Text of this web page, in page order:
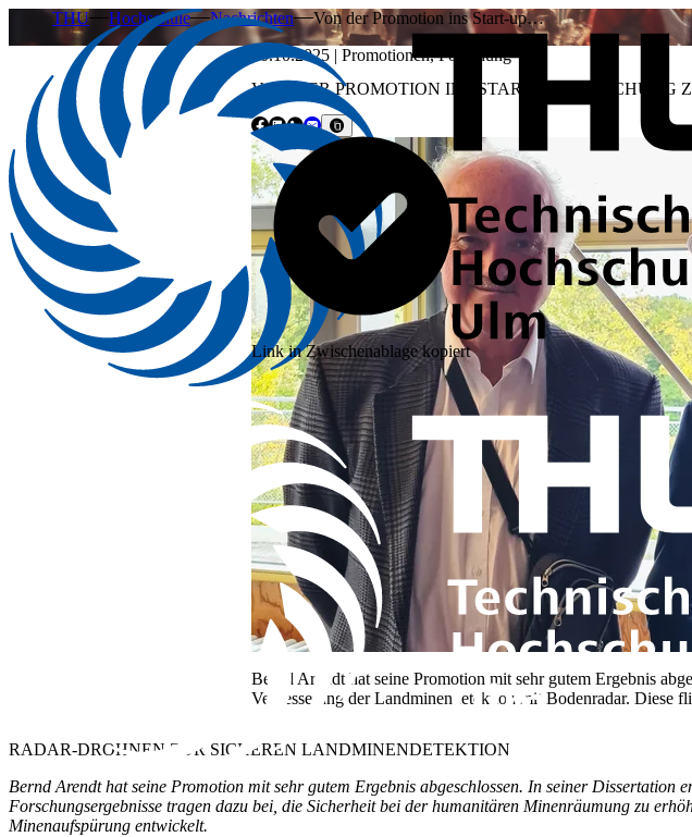
THU Hochschule Nachrichten
Von der Promotion ins Start-up…
20.10.2025 | Promotionen,Forschung
VON DER PROMOTION INS START-UP:
Link in Zwischenablage kopiert
Bernd Arendt hat seine Promotion mit sehr gutem Ergebnis
Verbesserung der Landminendetektion mit Bodenradar. Diese
RADAR-DROHNEN ZUR SICHEREN LANDMINENDETEKTION
Bernd Arendt hat seine Promotion mit sehr gutem Ergebnis abgeschlossen. In seiner Dissertation
Forschungsergebnisse tragen dazu bei, die Sicherheit bei der humanitären Minenräumung zu
Minenaufspürung entwickelt.